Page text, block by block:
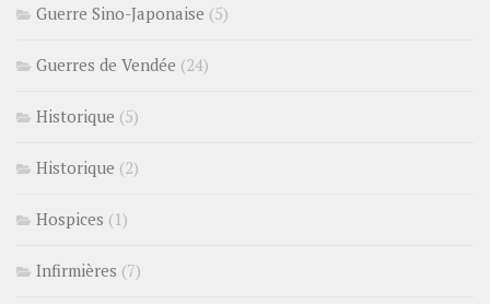
Guerre Sino-Japonaise (5)
Guerres de Vendée (24)
Historique (5)
Historique (2)
Hospices (1)
Infirmières (7)